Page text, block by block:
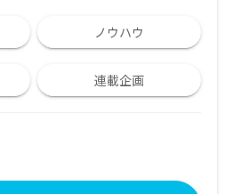
ノウハウ
連載企画